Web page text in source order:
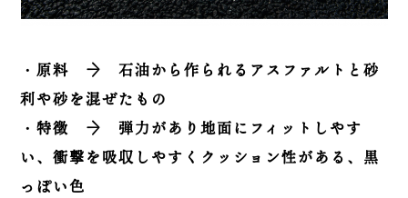
・原料 → 石油から作られるアスファルトと砂
利や砂を混ぜたもの
・特徴 → 弾力があり地面にフィットしやす
い、衝撃を吸収しやすくクッション性がある、黒
っぽい色